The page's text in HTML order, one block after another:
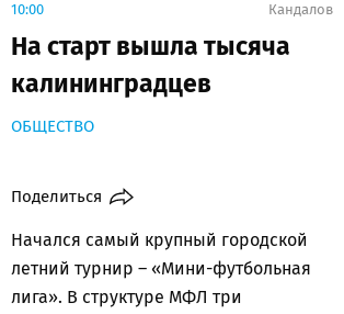
10:00
Кандалов
На старт вышла тысяча
калининградцев
ОБЩЕСТВО
Поделиться
Начался самый крупный городской
летний турнир – «Мини-футбольная
лига». В структуре МФЛ три